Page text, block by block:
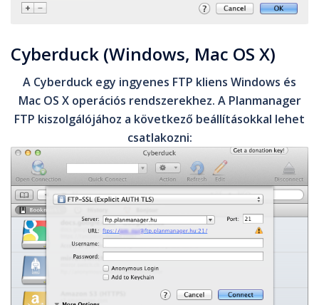
Cyberduck (Windows, Mac OS X)
A Cyberduck egy ingyenes FTP kliens Windows és
Mac OS X operációs rendszerekhez. A Planmanager
FTP kiszolgálójához a következő beállításokkal lehet
csatlakozni: